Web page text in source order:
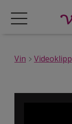
Vin Videoklipp